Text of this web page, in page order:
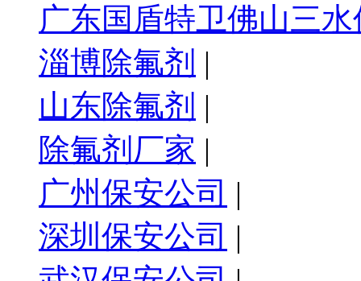
广东国盾特卫佛山三
淄博除氟剂 |
山东除氟剂 |
除氟剂厂家 |
广州保安公司 |
深圳保安公司 |